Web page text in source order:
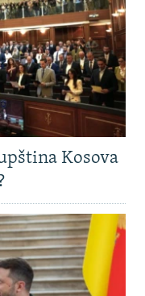
Kosova